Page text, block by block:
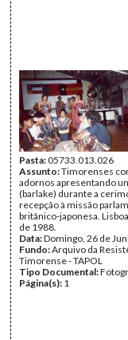
Pasta:05733.013.026
Assunto:Timorenses
adornos apresentando
(barlake) durante a
recepção à missão
britânico-japonesa.
de 1988.
Data:Domingo, 26 de
Fundo:Arquivo da
Timorense - TAPOL
Tipo Documental:
Página(s): 1